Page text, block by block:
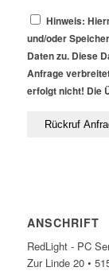
Hinweis:
und/oder
Daten zu. Diese
Anfrage
erfolgt nicht! Die
ANSCHRIFT
RedLight - PC
Zur Linde 20 •